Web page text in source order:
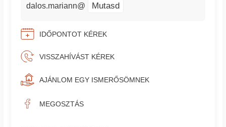
dalos.mariann@ Mutasd
IDŐPONTOT KÉREK
VISSZAHÍVÁST KÉREK
AJÁNLOM EGY ISMERŐSÖMNEK
MEGOSZTÁS